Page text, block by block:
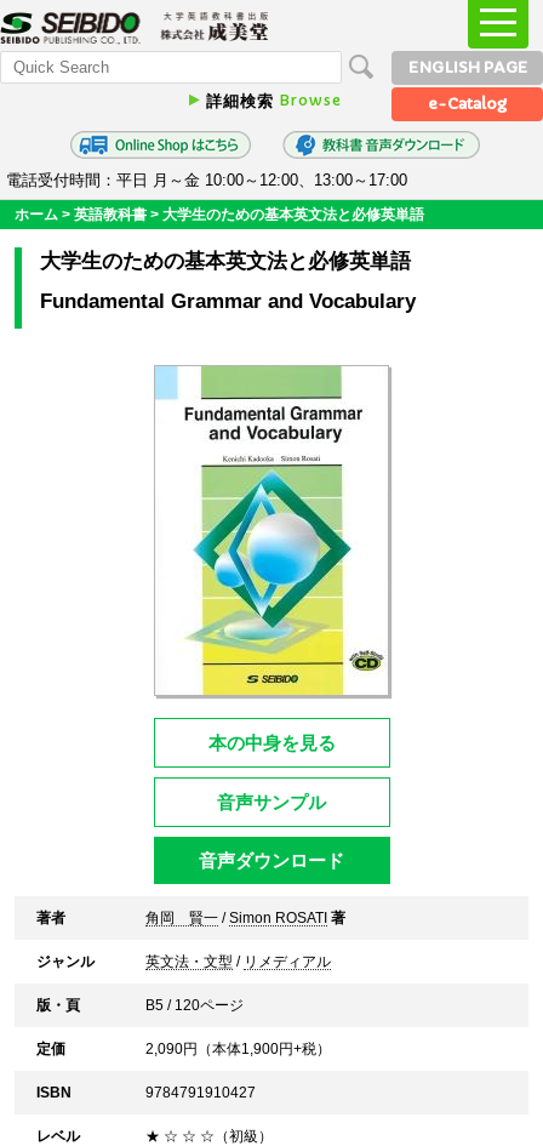
詳細検索 Browse
ENGLISH PAGE
e-Catalog
電話受付時間：平日 月～金 10:00～12:00、13:00～17:00
ホーム > 英語教科書 > 大学生のための基本英文法と必修英単語
大学生のための基本英文法と必修英単語
Fundamental Grammar and Vocabulary
本の中身を見る
音声サンプル
音声ダウンロード
著者 角岡 賢一 /Simon ROSATI 著
ジャンル 英文法・文型 / リメディアル
版・頁 B5 / 120ページ
定価 2,090円（本体1,900円+税）
ISBN 9784791910427
レベル ★ ☆ ☆ ☆（初級）